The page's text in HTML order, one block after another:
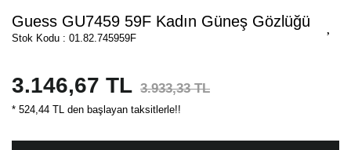
Guess GU7459 59F Kadın Güneş Gözlüğü
Stok Kodu : 01.82.745959F
3.146,67 TL 3.933,33 TL
* 524,44 TL den başlayan taksitlerle!!